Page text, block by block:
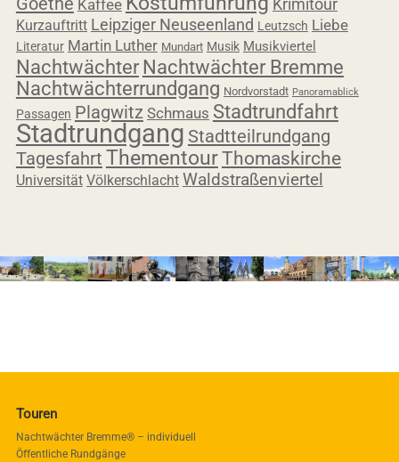
Kaffee Krimitour
Kurzauftritt Leipziger Neuseenland Leutzsch Liebe
Literatur Martin Luther Mundart Musik Musikviertel
NachtwächterNachtwächter Bremme
Nachtwächterrundgang Nordvorstadt Panoramablick
Passagen Plagwitz Schmaus Stadtrundfahrt
Stadtrundgang Stadtteilrundgang
Tagesfahrt ThementourThomaskirche
Universität Völkerschlacht Waldstraßenviertel
Touren
Nachtwächter Bremme® – individuell
Öffentliche Rundgänge